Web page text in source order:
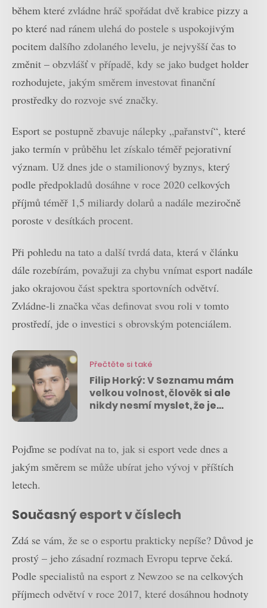
během které zvládne hráč spořádat dvě krabice pizzy a
po které nad ránem ulehá do postele s uspokojivým
pocitem dalšího zdolaného levelu, je nejvyšší čas to
změnit – obzvlášť v případě, kdy se jako budget holder
rozhodujete, jakým směrem investovat finanční
prostředky do rozvoje své značky.
Esport se postupně zbavuje nálepky „pařanství“, které
jako termín v průběhu let získalo téměř pejorativní
význam. Už dnes jde o stamilionový byznys, který
podle předpokladů dosáhne v roce 2020 celkových
příjmů téměř 1,5 miliardy dolarů a nadále meziročně
poroste v desítkách procent.
Při pohledu na tato a další tvrdá data, která v článku
dále rozebírám, považuji za chybu vnímat esport nadále
jako okrajovou část spektra sportovních odvětví.
Zvládne-li značka včas definovat svou roli v tomto
prostředí, jde o investici s obrovským potenciálem.
Přečtěte si také
Filip Horký: V Seznamu mám
velkou volnost, člověk si ale
nikdy nesmí myslet, že je
Pojďme se podívat na to, jak si esport vede dnes a
jakým směrem se může ubírat jeho vývoj v příštích
letech.
Současný esport v číslech
Zdá se vám, že se o esportu prakticky nepíše? Důvod je
prostý – jeho zásadní rozmach Evropu teprve čeká.
Podle specialistů na esport z Newzoo se na celkových
příjmech odvětví v roce 2017, které dosáhnou hodnoty